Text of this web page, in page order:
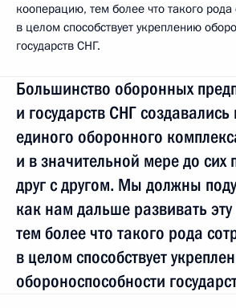
кооперацию, тем более что такого рода
в целом способствует укреплению
государств СНГ.
Большинство оборонных
и государств СНГ
единого оборонного
и в значительной мере до сих
друг с другом. Мы должны
как нам дальше развивать
тем более что такого рода
в целом способствует
обороноспособности